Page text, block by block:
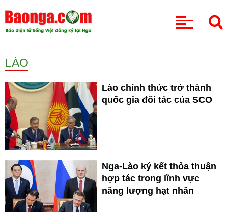
LÀO
Lào chính thức trở thành
quốc gia đối tác của SCO
Nga-Lào ký kết thỏa thuận
hợp tác trong lĩnh vực
năng lượng hạt nhân